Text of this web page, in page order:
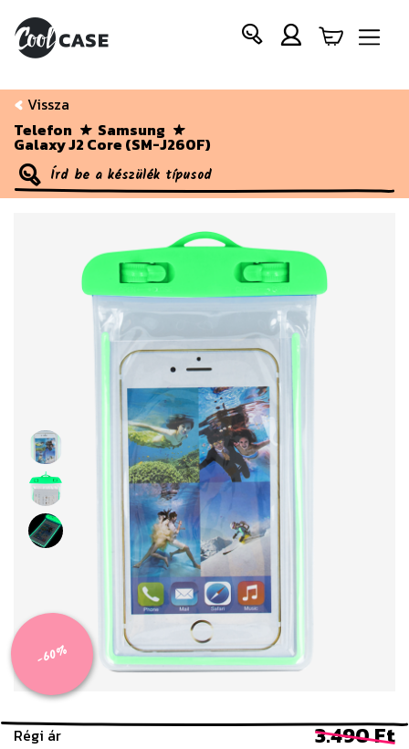
Vissza
Telefon
Samsung
Galaxy J2 Core (SM-J260F)
-60%
Régi ár 3.490 Ft